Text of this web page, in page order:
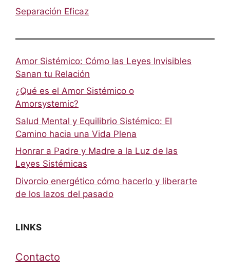
Separación Eficaz
Amor Sistémico: Cómo las Leyes Invisibles
Sanan tu Relación
¿Qué es el Amor Sistémico o
Amorsystemic?
Salud Mental y Equilibrio Sistémico: El
Camino hacia una Vida Plena
Honrar a Padre y Madre a la Luz de las
Leyes Sistémicas
Divorcio energético cómo hacerlo y liberarte
de los lazos del pasado
LINKS
Contacto